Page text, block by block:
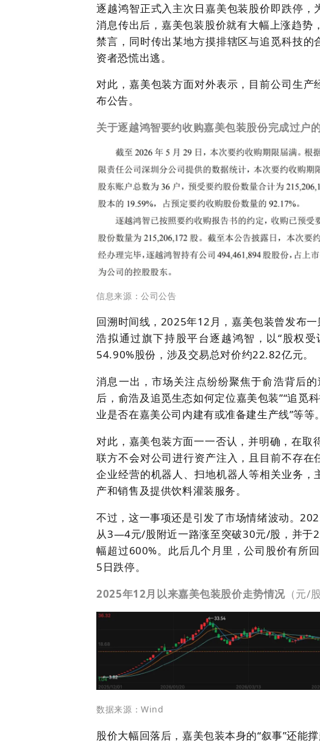
逐越鸿智正式入主次日嘉美包装股价即跌停
消息传出后，嘉美包装股价就有大幅上涨趋
禁言，同时传出某地方摸排辖区与追觅科技
资者恐慌出逃。
对此，嘉美包装方面对外表示，目前公司生
布公告。
关于逐越鸿智要约收购嘉美包装股份完成过户
信息来源：公司公告
回溯时间线，2025年12月，嘉美包装曾发布
浩拟通过旗下持股平台逐越鸿智，以“股权
54.90%股份，涉及交易总对价约22.82亿元。
消息一出，市场关注点纷纷聚焦于俞浩背后
后，俞浩及追觅生态如何定位嘉美包装”“追觅
业是否在嘉美公司内建有或准备建生产线”等等。
对此，嘉美包装方面一一否认，并明确，在
联方不会对公司进行资产注入，且目前不存
企业经营的机器人、扫地机器人等相关业务
产和销售及提供饮料灌装服务。
不过，这一事项还是引发了市场情绪波动。
从3—4元/股附近一路涨至突破30元/股，并于
幅超过600%。此后几个月里，公司股价有所
5日跌停。
2025年12月以来嘉美包装股价走势情况（元/
数据来源：Wind
股价大幅回落后，嘉美包装本身的“叙事”还能